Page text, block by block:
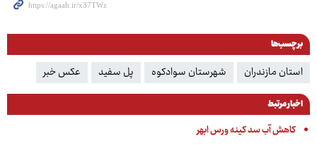
برچسب‌ها
استان مازندران شهرستان سوادکوه پل سفید عکس خبر
اخبار مرتبط
کاهش آب سد کینه ورس ابهر